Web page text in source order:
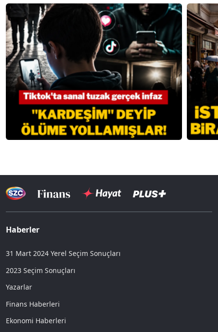
Haberler
31 Mart 2024 Yerel Seçim Sonuçları
2023 Seçim Sonuçları
Yazarlar
Finans Haberleri
Ekonomi Haberleri